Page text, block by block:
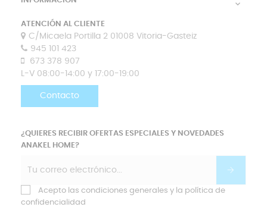

ATENCIÓN AL CLIENTE
C/Micaela Portilla 2 01008 Vitoria-Gasteiz
945 101 423
673 378 907
L-V 08:00-14:00 y 17:00-19:00
Contacto
¿QUIERES RECIBIR OFERTAS ESPECIALES Y NOVEDADES
ANAKEL HOME?
Acepto las condiciones generales y la política de
confidencialidad